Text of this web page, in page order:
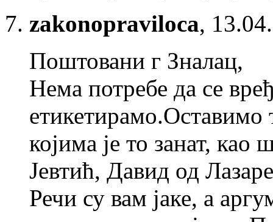
zakonopraviloca,
Поштовани г Зналац,
Нема потребе да се
етикетирамо.Оставимо
којима је то занат, као
Јевтић, Давид од
Речи су вам јаке, а